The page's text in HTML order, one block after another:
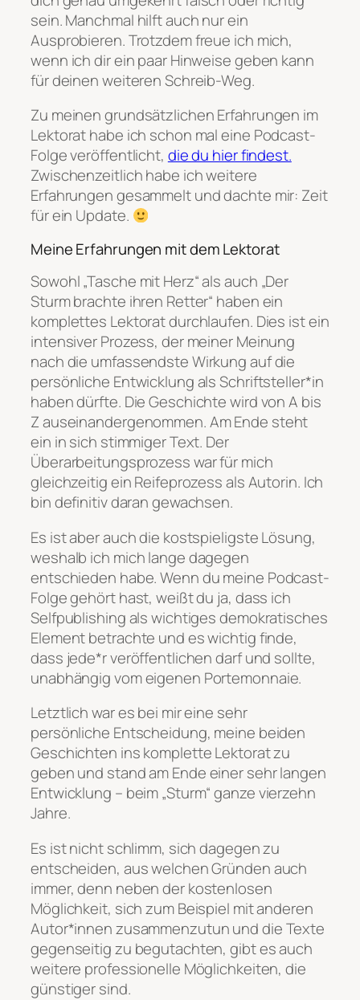
sein. Manchmal hilft auch nur ein
Ausprobieren. Trotzdem freue ich mich,
wenn ich dir ein paar Hinweise geben kann
für deinen weiteren Schreib-Weg.
Zu meinen grundsätzlichen Erfahrungen im
Lektorat habe ich schon mal eine Podcast-
Folge veröffentlicht, die du hier findest.
Zwischenzeitlich habe ich weitere
Erfahrungen gesammelt und dachte mir: Zeit
für ein Update.
Meine Erfahrungen mit dem Lektorat
Sowohl „Tasche mit Herz“ als auch „Der
Sturm brachte ihren Retter“ haben ein
komplettes Lektorat durchlaufen. Dies ist ein
intensiver Prozess, der meiner Meinung
nach die umfassendste Wirkung auf die
persönliche Entwicklung als Schriftsteller*in
haben dürfte. Die Geschichte wird von A bis
Z auseinandergenommen. Am Ende steht
ein in sich stimmiger Text. Der
Überarbeitungsprozess war für mich
gleichzeitig ein Reifeprozess als Autorin. Ich
bin definitiv daran gewachsen.
Es ist aber auch die kostspieligste Lösung,
weshalb ich mich lange dagegen
entschieden habe. Wenn du meine Podcast-
Folge gehört hast, weißt du ja, dass ich
Selfpublishing als wichtiges demokratisches
Element betrachte und es wichtig finde,
dass jede*r veröffentlichen darf und sollte,
unabhängig vom eigenen Portemonnaie.
Letztlich war es bei mir eine sehr
persönliche Entscheidung, meine beiden
Geschichten ins komplette Lektorat zu
geben und stand am Ende einer sehr langen
Entwicklung – beim „Sturm“ ganze vierzehn
Jahre.
Es ist nicht schlimm, sich dagegen zu
entscheiden, aus welchen Gründen auch
immer, denn neben der kostenlosen
Möglichkeit, sich zum Beispiel mit anderen
Autor*innen zusammenzutun und die Texte
gegenseitig zu begutachten, gibt es auch
weitere professionelle Möglichkeiten, die
günstiger sind.